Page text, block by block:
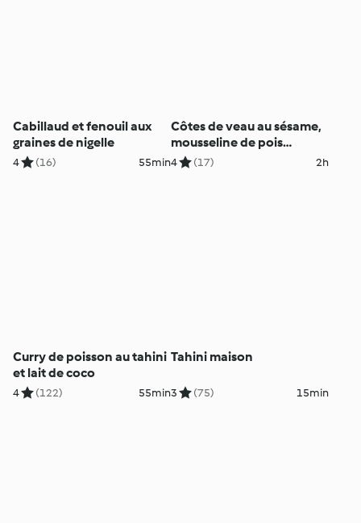
Cabillaud et fenouil aux
graines de nigelle
4 (16) 55min
Côtes de veau au sésame,
mousseline de pois
chiches
4 (17) 2h
Curry de poisson au tahini
et lait de coco
4 (122) 55min
Tahini maison
3 (75) 15min